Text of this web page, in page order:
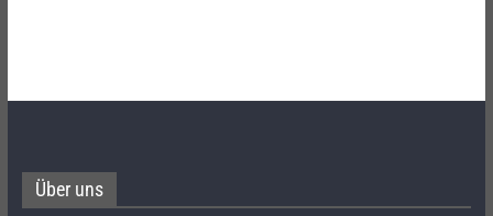
Über uns